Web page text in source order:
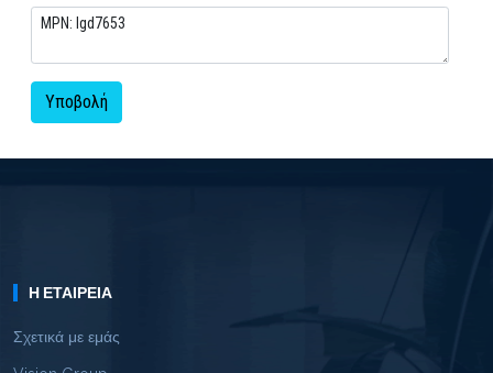
Υποβολή
Η ΕΤΑΙΡΕΊΑ
Σχετικά με εμάς